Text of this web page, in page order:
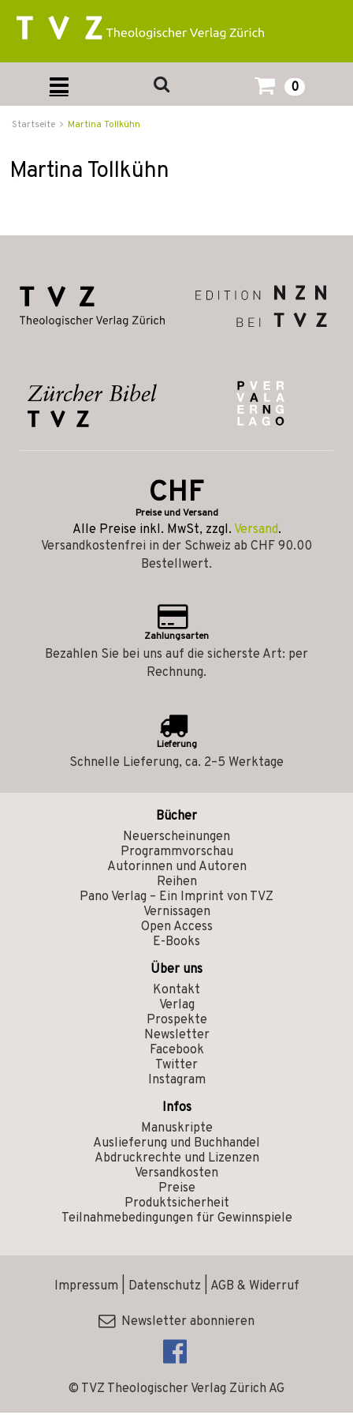
0
Startseite Martina Tollkühn
Martina Tollkühn
CHF
Preise und Versand
Alle Preise inkl. MwSt, zzgl. Versand.
Versandkostenfrei in der Schweiz ab CHF 90.00
Bestellwert.
Zahlungsarten
Bezahlen Sie bei uns auf die sicherste Art: per
Rechnung.
Lieferung
Schnelle Lieferung, ca. 2–5 Werktage
Bücher
Neuerscheinungen
Programmvorschau
Autorinnen und Autoren
Reihen
Pano Verlag – Ein Imprint von TVZ
Vernissagen
Open Access
E-Books
Über uns
Kontakt
Verlag
Prospekte
Newsletter
Facebook
Twitter
Instagram
Infos
Manuskripte
Auslieferung und Buchhandel
Abdruckrechte und Lizenzen
Versandkosten
Preise
Produktsicherheit
Teilnahmebedingungen für Gewinnspiele
© TVZ Theologischer Verlag Zürich AG
Impressum Datenschutz AGB & Widerruf
Newsletter abonnieren